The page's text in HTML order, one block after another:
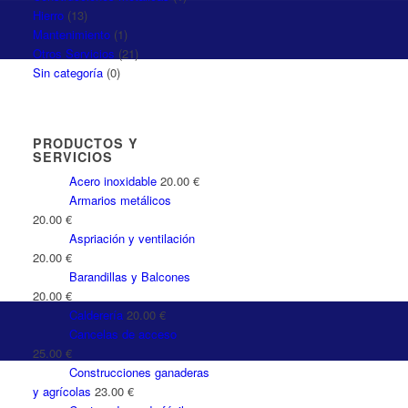
Hierro (13)
Mantenimiento (1)
Otros Servicios (21)
Sin categoría (0)
PRODUCTOS Y
SERVICIOS
Acero inoxidable 20.00€
Armarios metálicos
20.00€
Aspriación y ventilación
20.00€
Barandillas y Balcones
20.00€
Calderería 20.00€
Cancelas de acceso
25.00€
Construcciones ganaderas
y agrícolas 23.00€